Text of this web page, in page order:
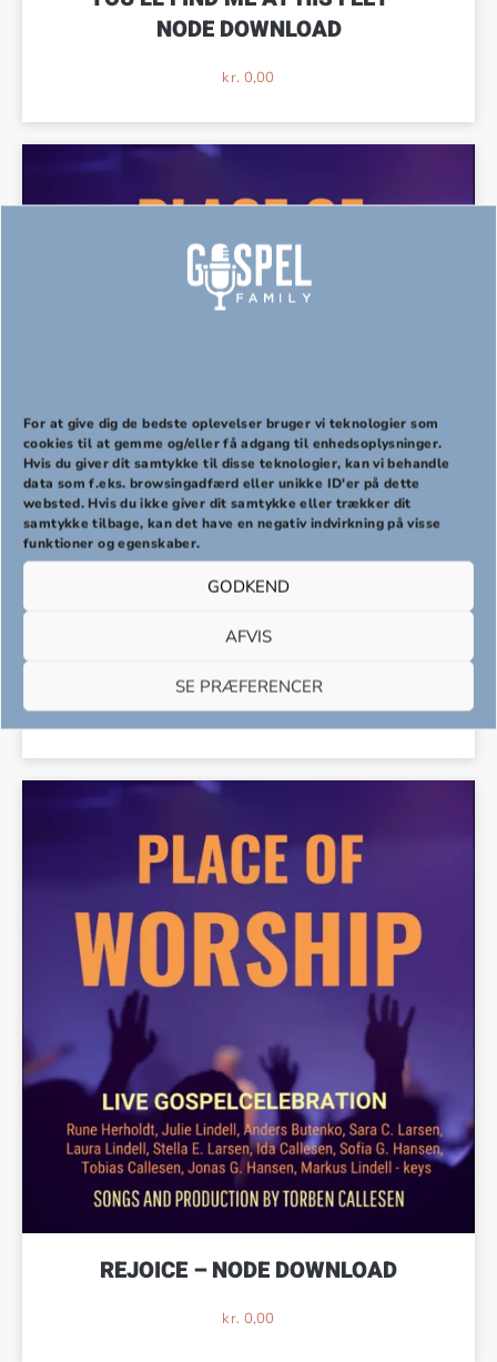
For at give dig de bedste oplevelser bruger vi teknologier som
cookies til at gemme og/eller få adgang til enhedsoplysninger.
Hvis du giver dit samtykke til disse teknologier, kan vi behandle
data som f.eks. browsingadfærd eller unikke ID'er på dette
websted. Hvis du ikke giver dit samtykke eller trækker dit
samtykke tilbage, kan det have en negativ indvirkning på visse
funktioner og egenskaber.
GODKEND
AFVIS
SE PRÆFERENCER
NODE DOWNLOAD
kr. 0,00
LORD TAKE THIS BROKEN HEART –
kr.0,00
REJOICE – NODE DOWNLOAD
kr. 0,00
PREVIOUS